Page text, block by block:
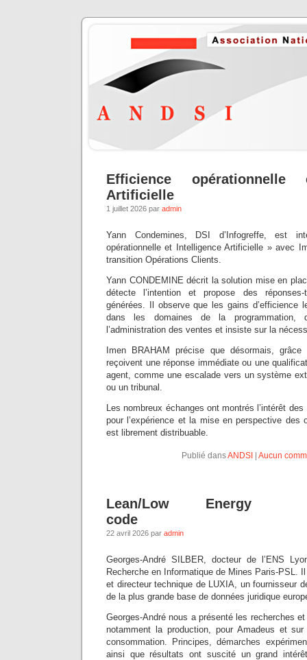
Efficience opérationnelle
Artificielle
1 juillet 2026 par admin
Yann Condemines, DSI d’Infogreffe, est
opérationnelle et Intelligence Artificielle » avec
transition Opérations Clients.
Yann CONDEMINE décrit la solution mise en
détecte l’intention et propose des
générées. Il observe que les gains d’efficience
dans les domaines de la
l’administration des ventes et insiste sur la
Imen BRAHAM précise que désormais,
reçoivent une réponse immédiate ou une
agent, comme une escalade vers un système
ou un tribunal.
Les nombreux échanges ont montrés l’intérêt
pour l’expérience et la mise en perspective des
est librement distribuable.
Publié dansANDSI Aucun
Lean/Low Energy
code
22 avril 2026 par admin
Georges-André SILBER, docteur de l’ENS
Recherche en Informatique de Mines Paris-PSL.
et directeur technique de LUXIA, un fournisseur
de la plus grande base de données juridique
Georges-André nous a présenté les recherches
notamment la production, pour Amadeus et
consommation. Principes, démarches
ainsi que résultats ont suscité un grand